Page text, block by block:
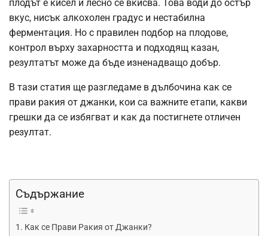
плодът е кисел и лесно се вкисва. Това води до остър
вкус, нисък алкохолен градус и нестабилна
ферментация. Но с правилен подбор на плодове,
контрол върху захарността и подходящ казан,
резултатът може да бъде изненадващо добър.
В тази статия ще разгледаме в дълбочина как се
прави ракия от джанки, кои са важните етапи, какви
грешки да се избягват и как да постигнете отличен
резултат.
Съдържание
Как се Прави Ракия от Джанки?